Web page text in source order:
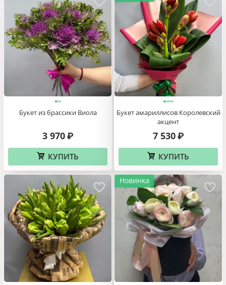
Букет из брассики Виола
3 970 ₽
КУПИТЬ
Букет амариллисов Королевский
акцент
7 530 ₽
КУПИТЬ
Новинка